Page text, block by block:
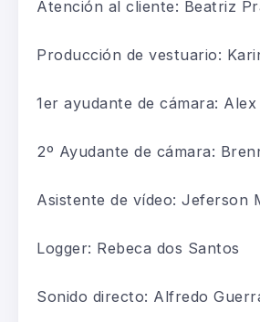
Atención al cliente: Beatriz
Producción de vestuario:
1er ayudante de cámara:
2º Ayudante de cámara:
Asistente de vídeo: Jeferson
Logger: Rebeca dos Santos
Sonido directo: Alfredo